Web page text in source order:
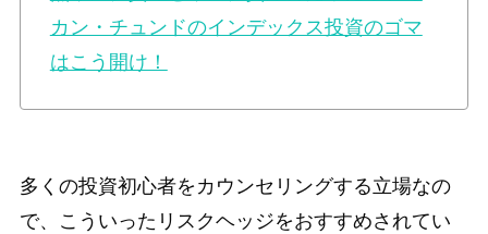
カン・チュンドのインデックス投資のゴマ
はこう開け！
多くの投資初心者をカウンセリングする立場なの
で、こういったリスクヘッジをおすすめされてい